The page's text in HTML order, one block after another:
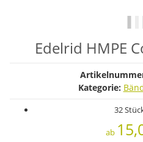
Edelrid HMPE
Kategorie:
32
ab